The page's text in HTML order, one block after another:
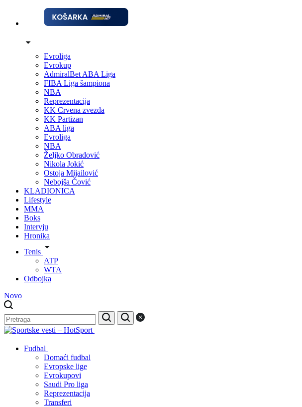
Evroliga
Evrokup
AdmiralBet ABA Liga
FIBA Liga šampiona
NBA
Reprezentacija
KK Crvena zvezda
KK Partizan
ABA liga
Evroliga
NBA
Željko Obradović
Nikola Jokić
Ostoja Mijailović
Nebojša Čović
KLADIONICA
Lifestyle
MMA
Boks
Intervju
Hronika
Tenis
ATP
WTA
Odbojka
Novo
Fudbal
Domaći fudbal
Evropske lige
Evrokupovi
Saudi Pro liga
Reprezentacija
Transferi